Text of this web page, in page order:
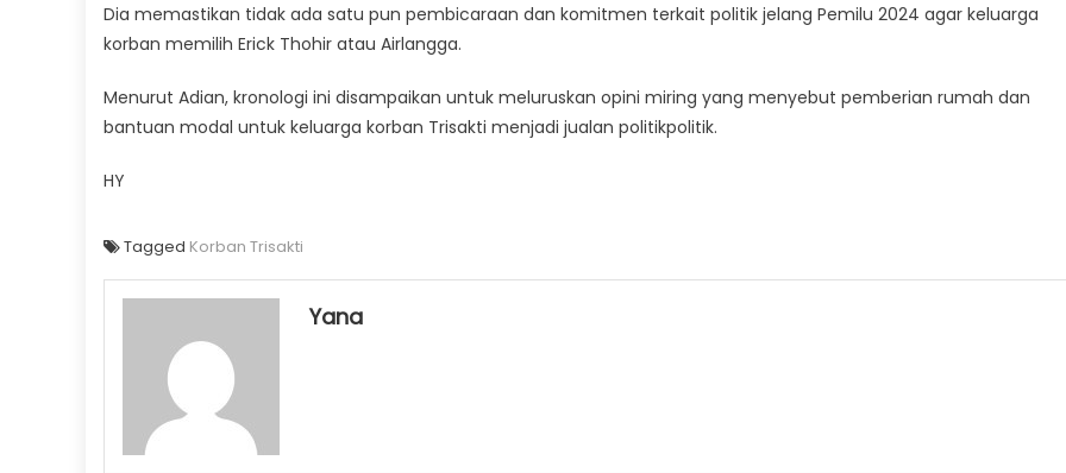
Dia memastikan tidak ada satu pun pembicaraan dan komitmen terkait politik jelang Pemilu 2024 agar keluarga
korban memilih Erick Thohir atau Airlangga.
Menurut Adian, kronologi ini disampaikan untuk meluruskan opini miring yang menyebut pemberian rumah dan
bantuan modal untuk keluarga korban Trisakti menjadi jualan politikpolitik.
HY
Tagged Korban Trisakti
Yana